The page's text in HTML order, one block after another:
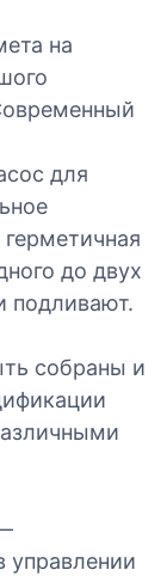
на
для
до двух
подливают.
собраны и
управлении